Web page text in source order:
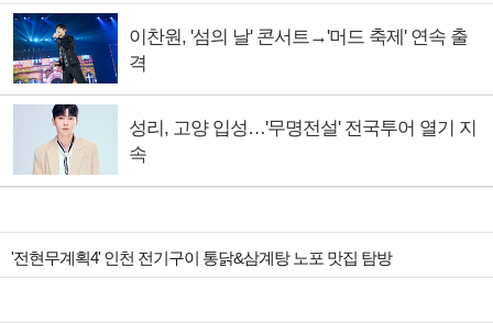
이찬원, '섬의 날' 콘서트→'머드 축제' 연속 출
격
성리, 고양 입성…'무명전설' 전국투어 열기 지
속
'전현무계획4' 인천 전기구이 통닭&삼계탕 노포 맛집 탐방